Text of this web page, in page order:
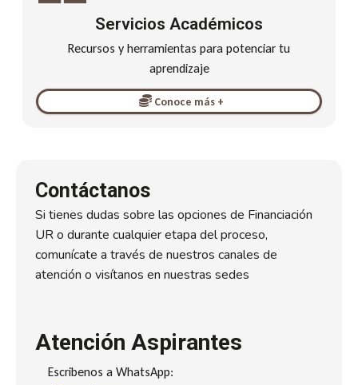
Servicios Académicos
Recursos y herramientas para potenciar tu
aprendizaje
Conoce más +
Contáctanos
Si tienes dudas sobre las opciones de Financiación
UR o durante cualquier etapa del proceso,
comunícate a través de nuestros canales de
atención o visítanos en nuestras sedes
Atención Aspirantes
Escribenos a WhatsApp: